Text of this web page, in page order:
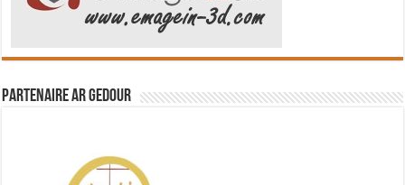
Partenaire Ar Gedour